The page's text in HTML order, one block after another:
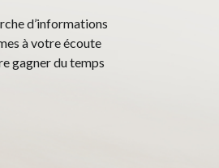
d’informations
à votre écoute
gagner du temps